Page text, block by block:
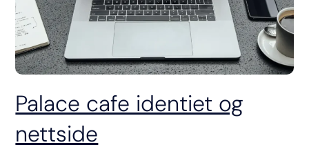
Palace cafe identiet og
nettside